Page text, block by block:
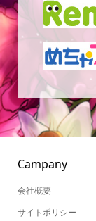
Campany
会社概要
サイトポリシー